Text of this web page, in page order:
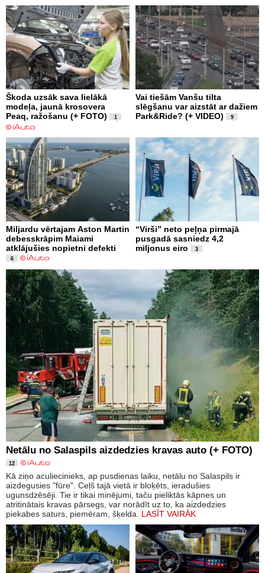
Škoda uzsāk sava lielākā
modeļa, jaunā krosovera
Peaq, ražošanu (+ FOTO)
1
Vai tiešām Vanšu tilta
slēgšanu var aizstāt ar dažiem
Park&Ride? (+ VIDEO)
9
Miljardu vērtajam Aston Martin
debesskrāpim Maiami
atklājušies nopietni defekti
6
“Virši” neto peļņa pirmajā
pusgadā sasniedz 4,2
miljonus eiro
3
Netālu no Salaspils aizdedzies kravas auto (+ FOTO)
12
Kā ziņo aculiecinieks, ap pusdienas laiku, netālu no Salaspils ir
aizdegusies "fūre". Ceļš tajā vietā ir bloķēts, ieradušies
ugunsdzēsēji. Tie ir tikai minējumi, taču pieliktās kāpnes un
atritinātais kravas pārsegs, var norādīt uz to, ka aizdedzies
piekabes saturs, piemēram, šķelda. LASĪT VAIRĀK